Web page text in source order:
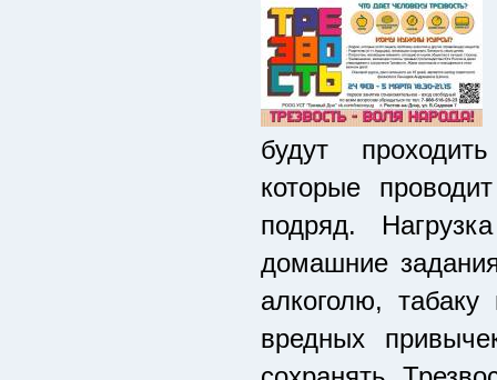
будут
которые
подряд.
домашние
алкоголю,
вредных